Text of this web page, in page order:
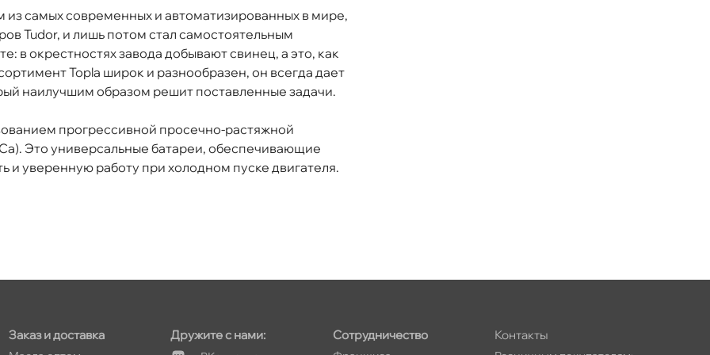
самых современных и автоматизированных в мире,
Tudor, и лишь потом стал самостоятельным
в окрестностях завода добывают свинец, а это, как
Topla широк и разнообразен, он всегда дает
наилучшим образом решит поставленные задачи.
прогрессивной просечно-растяжной
Это универсальные батареи, обеспечивающие
уверенную работу при холодном пуске двигателя.
Заказ и доставка Дружите с нами: Сотрудничество Контакты